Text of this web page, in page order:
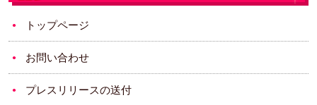
トップページ
お問い合わせ
プレスリリースの送付